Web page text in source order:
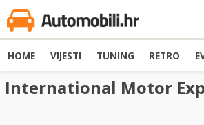
HOME VIJESTI TUNING RETRO
International Motor